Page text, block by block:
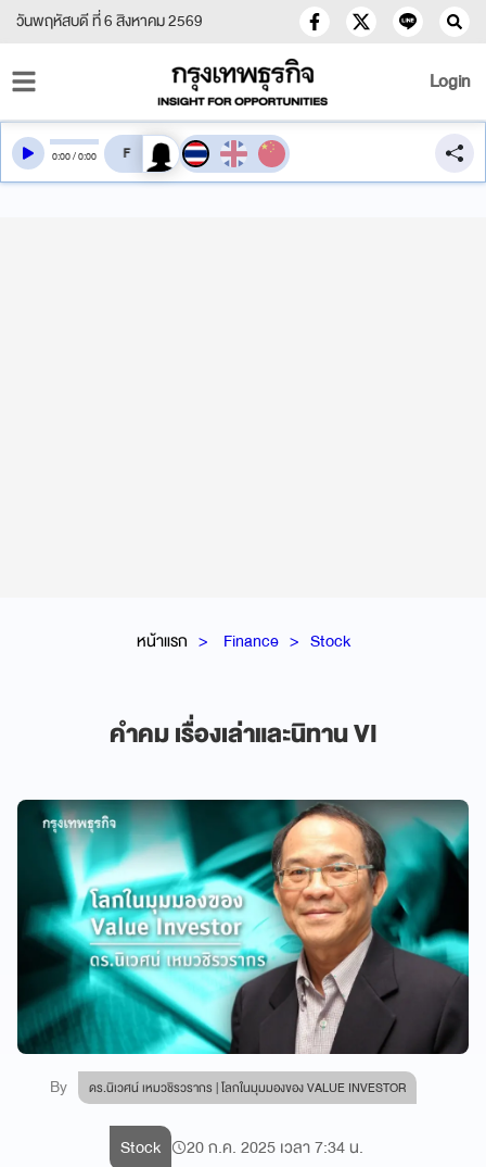
วันพฤหัสบดี ที่ 6 สิงหาคม 2569
Login
หน้าแรก Finance Stock
คำคม เรื่องเล่าและนิทาน VI
By ดร.นิเวศน์ เหมวชิรวรากร | โลกในมุมมองของ VALUE INVESTOR
0:00/0:00 สลับเสียงอ่าน
Stock 20 ก.ค. 2025 เวลา 7:34 น.